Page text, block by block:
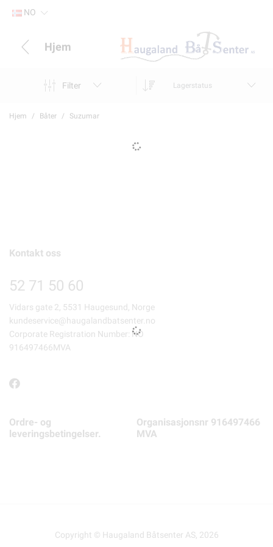
NO
Hjem
Filter Lagerstatus
Hjem Båter Suzumar
Kontakt oss
52 71 50 60
Vidars gate 2, 5531 Haugesund, Norge
kundeservice@haugalandbatsenter.no
Corporate Registration Number: NO
916497466MVA
Ordre- og
leveringsbetingelser.
Organisasjonsnr 916497466
MVA
Copyright © Haugaland Båtsenter AS, 2026